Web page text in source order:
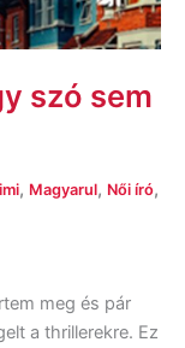
szó sem
, Magyarul, Női író,
meg és pár
a thrillerekre. Ez